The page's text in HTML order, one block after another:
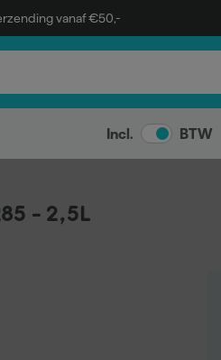
vanaf €50,-
Incl. BTW
- 2,5L